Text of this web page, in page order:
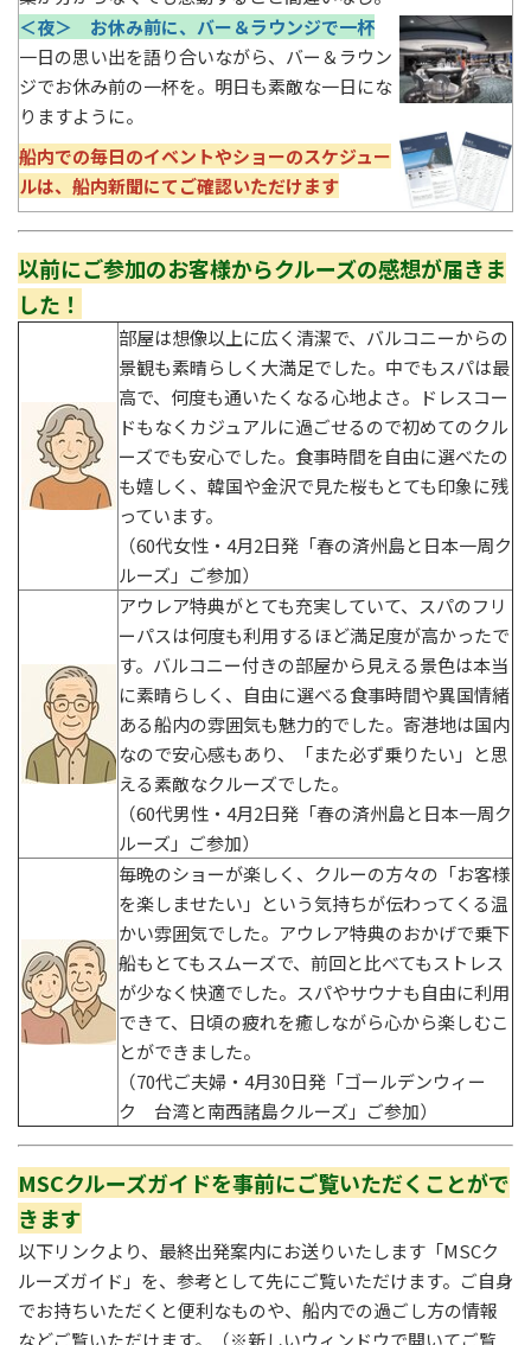
＜夜＞ お休み前に、バー＆ラウンジで一杯
一日の思い出を語り合いながら、バー＆ラウン
ジでお休み前の一杯を。明日も素敵な一日にな
りますように。
船内での毎日のイベントやショーのスケジュー
ルは、船内新聞にてご確認いただけます
以前にご参加のお客様からクルーズの感想が届きま
した！
部屋は想像以上に広く清潔で、バルコニーからの
景観も素晴らしく大満足でした。中でもスパは最
高で、何度も通いたくなる心地よさ。ドレスコー
ドもなくカジュアルに過ごせるので初めてのクル
ーズでも安心でした。食事時間を自由に選べたの
も嬉しく、韓国や金沢で見た桜もとても印象に残
っています。
（60代女性・4月2日発「春の済州島と日本一周ク
ルーズ」ご参加）
アウレア特典がとても充実していて、スパのフリ
ーパスは何度も利用するほど満足度が高かったで
す。バルコニー付きの部屋から見える景色は本当
に素晴らしく、自由に選べる食事時間や異国情緒
ある船内の雰囲気も魅力的でした。寄港地は国内
なので安心感もあり、「また必ず乗りたい」と思
える素敵なクルーズでした。
（60代男性・4月2日発「春の済州島と日本一周ク
ルーズ」ご参加）
毎晩のショーが楽しく、クルーの方々の「お客様
を楽しませたい」という気持ちが伝わってくる温
かい雰囲気でした。アウレア特典のおかげで乗下
船もとてもスムーズで、前回と比べてもストレス
が少なく快適でした。スパやサウナも自由に利用
できて、日頃の疲れを癒しながら心から楽しむこ
とができました。
（70代ご夫婦・4月30日発「ゴールデンウィー
ク 台湾と南西諸島クルーズ」ご参加）
MSCクルーズガイドを事前にご覧いただくことがで
きます
以下リンクより、最終出発案内にお送りいたします「MSCク
ルーズガイド」を、参考として先にご覧いただけます。ご自身
でお持ちいただくと便利なものや、船内での過ごし方の情報
などご覧いただけます。（※新しいウィンドウで開いてご覧